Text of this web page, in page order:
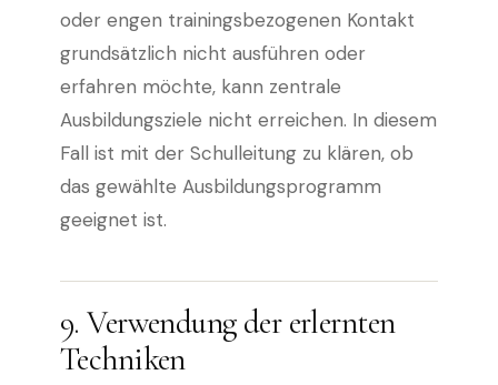
oder engen trainingsbezogenen Kontakt
grundsätzlich nicht ausführen oder
erfahren möchte, kann zentrale
Ausbildungsziele nicht erreichen. In diesem
Fall ist mit der Schulleitung zu klären, ob
das gewählte Ausbildungsprogramm
geeignet ist.
9. Verwendung der erlernten
Techniken